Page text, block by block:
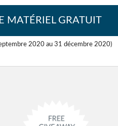
MATÉRIEL GRATUIT
2020 au 31 décembre 2020)